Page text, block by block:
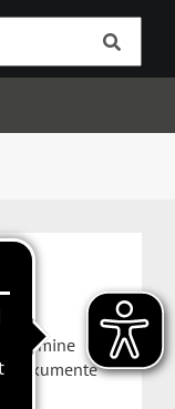
Termine
Dokumente